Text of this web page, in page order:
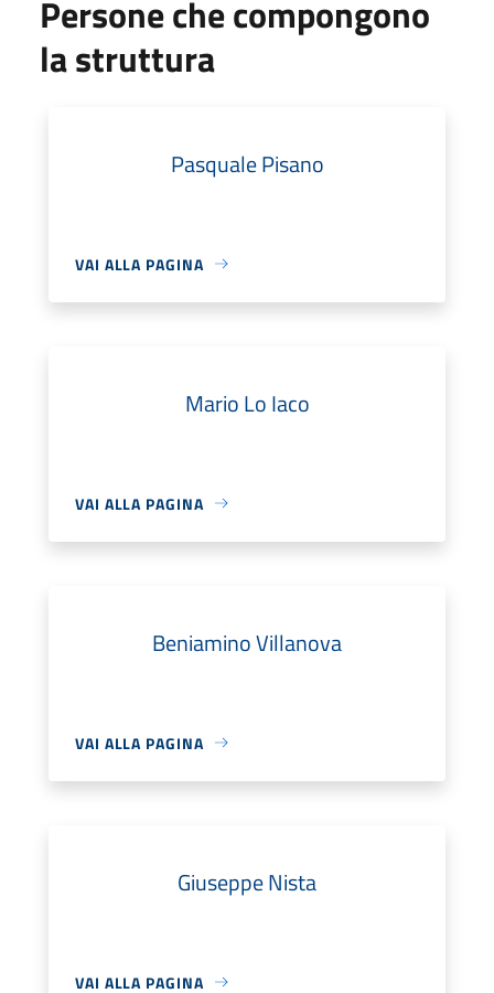
Persone che compongono
la struttura
Pasquale Pisano
VAI ALLA PAGINA
Mario Lo Iaco
VAI ALLA PAGINA
Beniamino Villanova
VAI ALLA PAGINA
Giuseppe Nista
VAI ALLA PAGINA